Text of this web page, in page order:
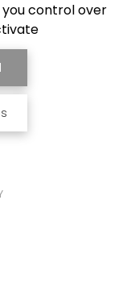
you control over